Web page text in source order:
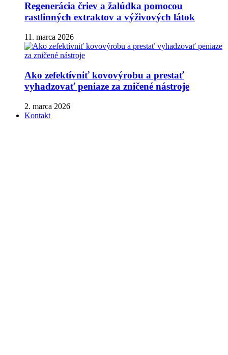
Regenerácia čriev a žalúdka pomocou
rastlinných extraktov a výživových látok
11. marca 2026
Ako zefektívniť kovovýrobu a prestať
vyhadzovať peniaze za zničené nástroje
2. marca 2026
Kontakt